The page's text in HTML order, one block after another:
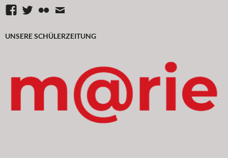
FacebookTwitter
flickr Mail
UNSERE SCHÜLERZEITUNG